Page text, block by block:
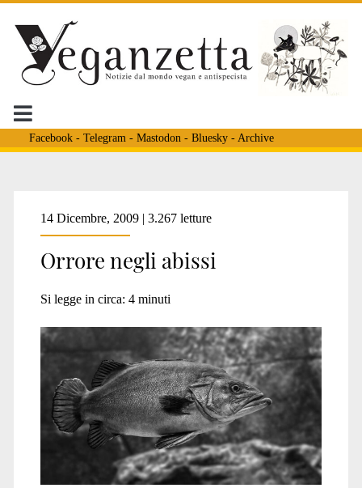
Facebook- Telegram - Mastodon - Bluesky- Archive
Tag:
<span>fabbriche
del
pesce</span>
14 Dicembre, 2009 | 3.267 letture
Orrore negli abissi
Si legge in circa: 4 minuti